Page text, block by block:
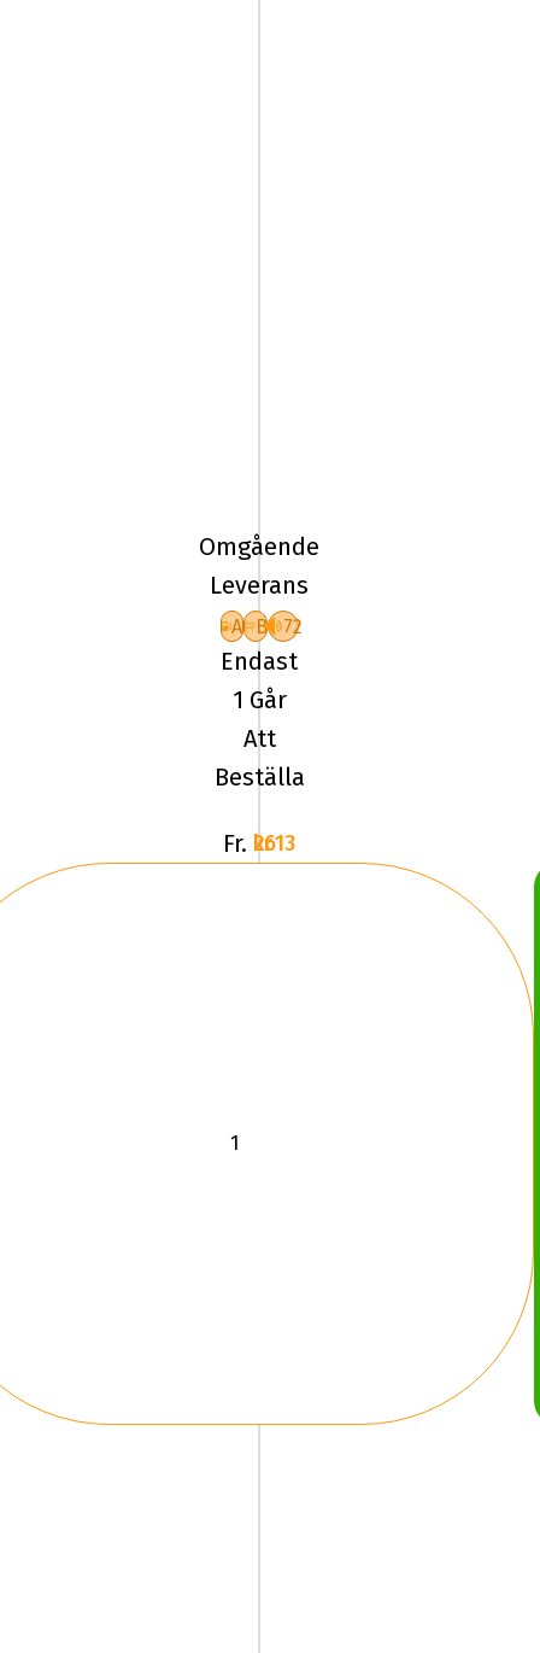
ECO
CONTACT
Omgående
Leverans
A B 72
Endast
1 Går
Att
Beställa
Fr. 2613 kr